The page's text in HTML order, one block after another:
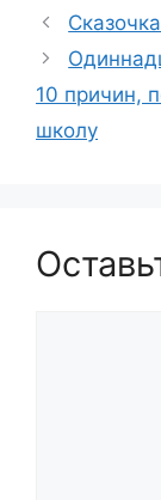
10 причин,
школу